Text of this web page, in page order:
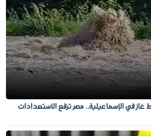
في الإسماعيلية.. مصر ترفع الاستعدادات